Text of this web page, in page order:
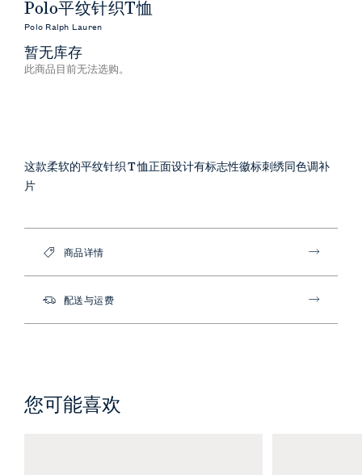
Polo平纹针织T恤
Polo Ralph Lauren
暂无库存
此商品目前无法选购。
这款柔软的平纹针织 T 恤正面设计有标志性徽标刺绣同色调补
片
商品详情
配送与运费
您可能喜欢